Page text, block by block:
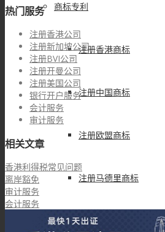
商标专利
注册香港商标
注册中国商标
注册欧盟商标
注册马德里商标
注册美国商标
热门服务
注册香港公司
注册新加坡公司
注册BVI公司
注册开曼公司
注册美国公司
银行开户服务
会计服务
审计服务
相关文章
香港利得税常见问题
离岸豁免
审计服务
会计服务